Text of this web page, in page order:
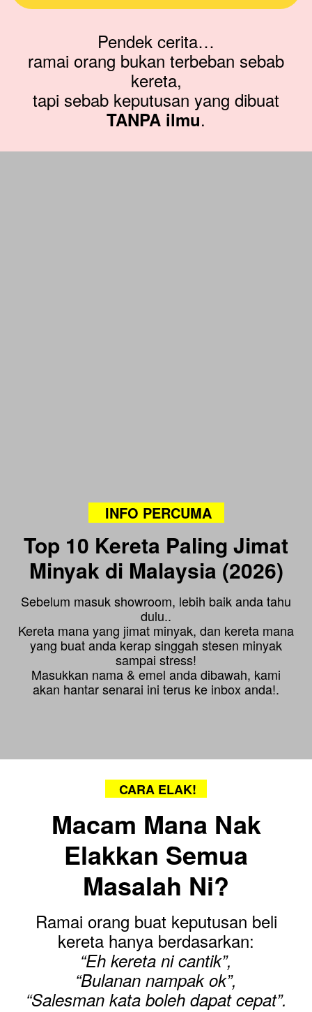
Pendek cerita…
ramai orang bukan terbeban sebab
kereta,
tapi sebab keputusan yang dibuat
TANPA ilmu.
INFO PERCUMA
Top 10 Kereta Paling Jimat
Minyak di Malaysia (2026)
Sebelum masuk showroom, lebih baik anda tahu
dulu..
Kereta mana yang jimat minyak, dan kereta mana
yang buat anda kerap singgah stesen minyak
sampai stress!
Masukkan nama & emel anda dibawah, kami
akan hantar senarai ini terus ke inbox anda!.
CARA ELAK!
Macam Mana Nak
Elakkan Semua
Masalah Ni?
Ramai orang buat keputusan beli
kereta hanya berdasarkan:
“Eh kereta ni cantik”,
“Bulanan nampak ok”,
“Salesman kata boleh dapat cepat”.